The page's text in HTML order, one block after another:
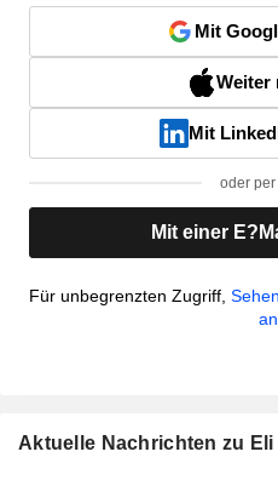
Mit
Weiter
Mit
oder per
Mit einer
Für unbegrenzten Zugriff,
an.
Aktuelle Nachrichten zu